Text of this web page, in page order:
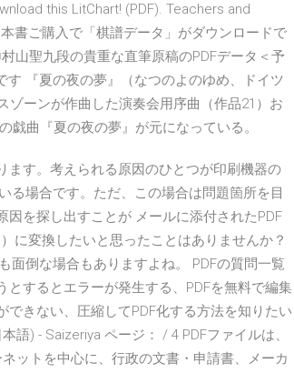
this LitChart! (PDF). Teachers and
書ご購入で「棋譜データ」がダウンロードで
山聖九段の貴重な直筆原稿のPDFデータ＜予
『夏の夜の夢』（なつのよのゆめ、ドイツ
ーンが作曲した演奏会用序曲（作品21）お
戯曲『夏の夜の夢』が元になっている。
ます。考えられる原因のひとつが印刷機器の
る場合です。ただ、この場合は問題箇所を目
を探し出すことが メールに添付されたPDF
に変換したいと思ったことはありませんか？
面倒な場合もありますよね。 PDFの質問一覧
するとエラーが発生する、PDFを無料で編集
きない、圧縮してPDF化する方法を知りたい
語) - Saizeriya ページ： / 4 PDFファイルは、
ットを中心に、行政の文書・申請書、メーカ